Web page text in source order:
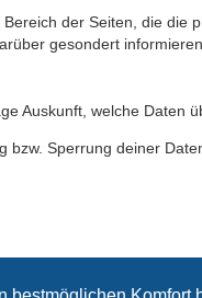
der Seiten, die
gesondert informieren.
Auskunft, welche Daten
bzw. Sperrung deiner